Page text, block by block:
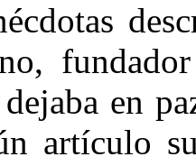
en
artículo